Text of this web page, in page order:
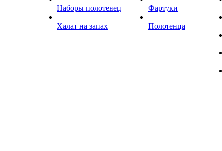
Наборы полотенец
Халат на запах
Фартуки
Полотенца